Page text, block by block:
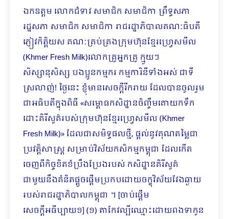
ឯកឧត្តម លោកជំទាវ សមាជិក សមាជិកា ព្រឹទ្ធសភា
រដ្ឋសភា សមាជិក សមាជិកា រាជរដ្ឋាភិបាលគណៈធិបតី
ភ្ញៀវកិត្តិយស គណៈគ្រប់គ្រងក្រុមហ៊ុនខ្មែរហ្រ្វេសមីល
(Khmer Fresh Milk)លោកគ្រូអ្នកគ្រូ ក្មួយៗ
សិស្សានុសិស្ស បងប្អូនកម្មករ កម្មការិនីទាំងអស់ ជាទី
ស្រលាញ់! ថ្ងៃនេះ ខ្ញុំមានសេចក្តីរីករាយ ដែលបានចូលរួម
ជាអធិបតីក្នុងពិធី «សម្ពោធ​​កសិដ្ឋានចិញ្ចឹមគោយកទឹក
ដោះគិរីសួគ៌របស់ក្រុមហ៊ុនខ្មែរហ្រ្វេសមីល (Khmer
Fresh Milk)» ដែលជាសមិទ្ធផលថ្មី, ផ្តល់នូវគុណតម្លៃជា
ប្រវត្តិសាស្រ្ត សម្រាប់វិស័យ​កសិកម្ម​កម្ពុជា ដែលកើត
ចេញពីកិច្ចខិតខំប្រឹងប្រែងរបស់ កសិដ្ឋានគិរីសួគ៌​
ជាមួយនឹងគំនិតផ្តួចផ្តើមប្រកបដោយចក្ខុវិស័យវែងឆ្ងាយ
របស់រាជរដ្ឋាភិបាលកម្ពុជា ។ [ចាប់ផ្ដើម
សេចក្ដីអធីប្បាយ១] (១) តាកែវល្បីឈ្មោះដោយពងទាកូន